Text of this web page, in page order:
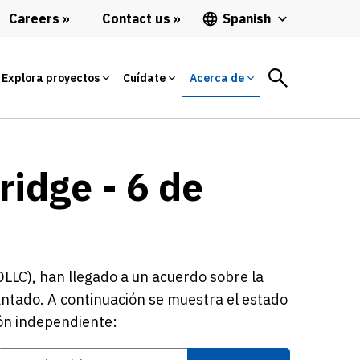
Careers Contact us Spanish
Explora proyectos Cuídate Acerca de
- 6 de
han llegado a un acuerdo sobre la
A continuación se muestra el estado
independiente: